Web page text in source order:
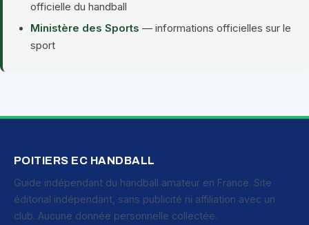
officielle du handball
Ministère des Sports — informations officielles sur le
sport
POITIERS EC HANDBALL
Guide indépendant du handball amateur en France. Site
éditorial indépendant, sans publicité ni affiliation avec un
club. Aucune donnée personnelle collectée.